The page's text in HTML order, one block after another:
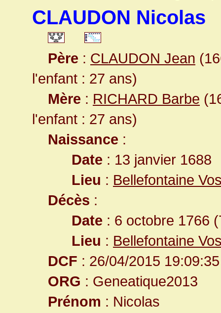
CLAUDON Nicolas
Père : CLAUDON Jean
l'enfant : 27 ans)
Mère : RICHARD Barbe
l'enfant : 27 ans)
Naissance :
Date : 13 janvier 1688
Lieu : Bellefontaine
Décès :
Date : 6 octobre 1766
Lieu : Bellefontaine
DCF : 26/04/2015 19:09:35
ORG : Geneatique2013
Prénom : Nicolas